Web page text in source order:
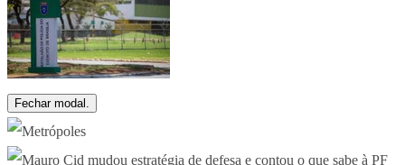
Fechar modal.